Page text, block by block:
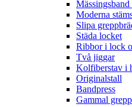
Moderna
Slipa
Städa locket
Ribbor i lock
Två jiggar
Kolfiberstav i
Originalstall
Bandpress
Gammal